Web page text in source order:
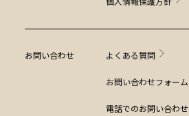
お問い合わせ よくある質問
お問い合わせフォーム
電話でのお問い合わせ